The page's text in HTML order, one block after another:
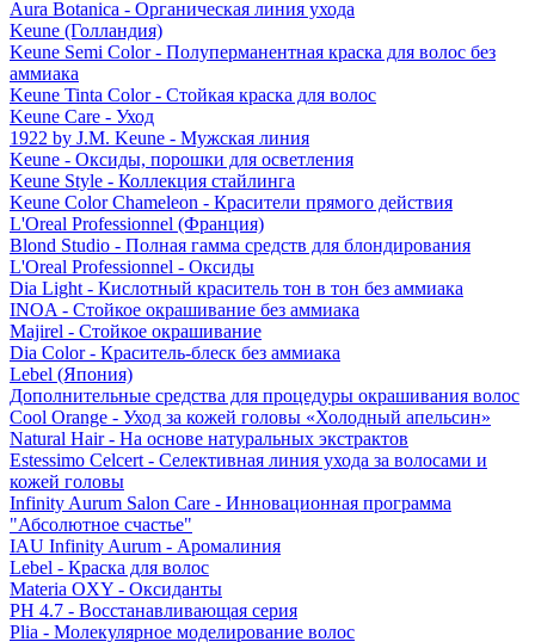
Aura Botanica - Органическая линия ухода
Keune (Голландия)
Keune Semi Color - Полуперманентная краска для волос без
аммиака
Keune Tinta Color - Стойкая краска для волос
Keune Care - Уход
1922 by J.M. Keune - Мужская линия
Keune - Оксиды, порошки для осветления
Keune Style - Коллекция стайлинга
Keune Color Chameleon - Красители прямого действия
L'Oreal Professionnel (Франция)
Blond Studio - Полная гамма средств для блондирования
L'Oreal Professionnel - Оксиды
Dia Light - Кислотный краситель тон в тон без аммиака
INOA - Стойкое окрашивание без аммиака
Majirel - Стойкое окрашивание
Dia Color - Краситель-блеск без аммиака
Lebel (Япония)
Дополнительные средства для процедуры окрашивания волос
Cool Orange - Уход за кожей головы «Холодный апельсин»
Natural Hair - На основе натуральных экстрактов
Estessimo Celcert - Селективная линия ухода за волосами и
кожей головы
Infinity Aurum Salon Care - Инновационная программа
"Абсолютное счастье"
IAU Infinity Aurum - Аромалиния
Lebel - Краска для волос
Materia OXY - Оксиданты
PH 4.7 - Восстанавливающая серия
Plia - Молекулярное моделирование волос